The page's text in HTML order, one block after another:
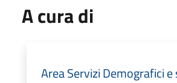
A cura di
Area Servizi Demografici e